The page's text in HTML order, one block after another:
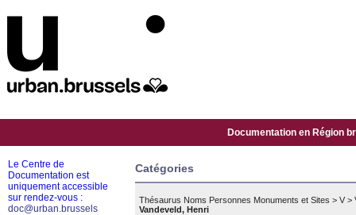
Documentation en Région
Catégories
Thésaurus Noms Personnes Monuments et Sites > V >
Vandeveld, Henri
Le Centre de
Documentation est
uniquement accessible
sur rendez-vous :
doc@urban.brussels